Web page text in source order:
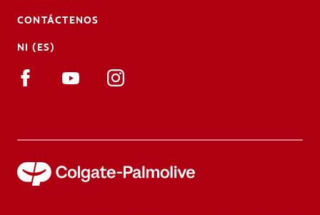
CONTÁCTENOS
NI (ES)